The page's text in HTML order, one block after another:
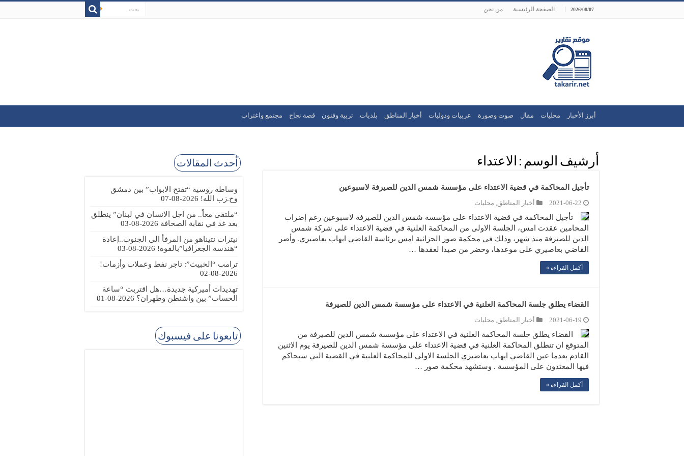
2026/08/07 الصفحة الرئيسية من نحن
أبرز الأخبار محليات مقال صوت وصورة عربيات ودوليات أخبار المناطق بلديات تربية وفنون قصة نجاح مجتمع واغتراب
أرشيف الوسم : الاعتداء
تأجيل المحاكمة في قضية الاعتداء على مؤسسة شمس الدين للصيرفة لاسبوعين
2021-06-22 أخبار المناطق, محليات
تأجيل المحاكمة في قضية الاعتداء على مؤسسة شمس الدين للصيرفة لاسبوعين رغم إضراب
المحامين عقدت امس، الجلسة الاولى من المحاكمة العلنية في قضية الاعتداء على شركة شمس
الدين للصيرفة منذ شهر، وذلك في محكمة صور الجزائية امس برئاسة القاضي ايهاب بعاصيري. وأصر
القاضي بعاصيري على موعدها، وحضر من صيدا لعقدها …
أكمل القراءة »
القضاء يطلق جلسة المحاكمة العلنية في الاعتداء على مؤسسة شمس الدين للصيرفة
2021-06-19 أخبار المناطق, محليات
القضاء يطلق جلسة المحاكمة العلنية في الاعتداء على مؤسسة شمس الدين للصيرفة من
المتوقع ان تنطلق المحاكمة العلنية في قضية الاعتداء على مؤسسة شمس الدين للصيرفة يوم الاثنين
القادم بعدما عين القاضي ايهاب بعاصيري الجلسة الاولى للمحاكمة العلنية في القضية التي سيحاكم
فيها المعتدون على المؤسسة . وستشهد محكمة صور …
أكمل القراءة »
أحدث المقالات
وساطة روسية “تفتح الابواب” بين دمشق
وح.زب الله! 2026-08-07
“ملتقى معاً.. من اجل الانسان في لبنان” ينطلق
بعد غد في نقابة الصحافة 2026-08-03
نيترات نتيناهو من المرفأ الى الجنوب..إعادة
“هندسة الجغرافيا”بالقوة! 2026-08-03
ترامب “الخبيث”: تاجر نفط وعملات وأزمات!
2026-08-02
تهديدات أميركية جديدة…هل اقتربت “ساعة
الحساب” بين واشنطن وطهران؟ 2026-08-01
تابعونا على فيسبوك